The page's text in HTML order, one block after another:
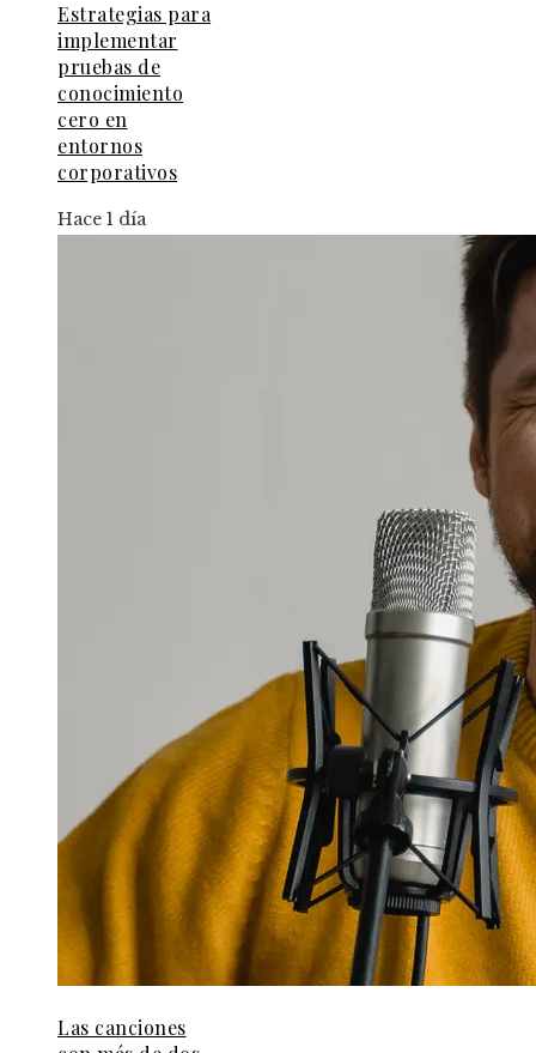
Estrategias para
implementar
pruebas de
conocimiento
cero en
entornos
corporativos
Hace 1 día
Las canciones